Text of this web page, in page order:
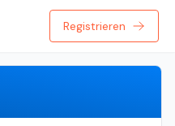
Registrieren